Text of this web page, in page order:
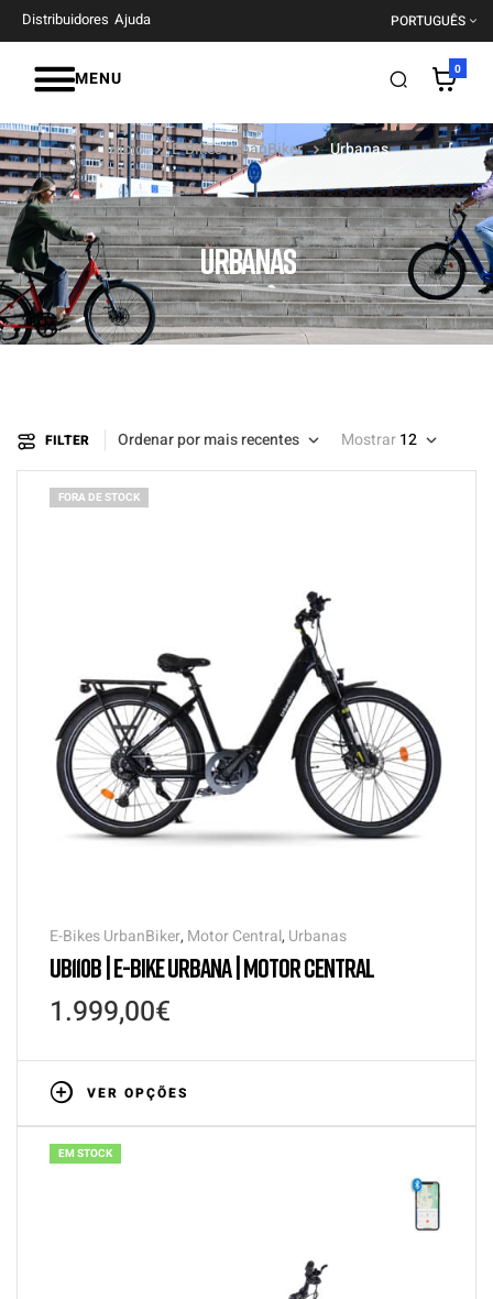
Distribuidores Ajuda PORTUGUÊS
MENU 0
URBANAS
Início E-Bikes UrbanBiker Urbanas
FILTER Ordenar por mais recentes Mostrar12
FORA DE STOCK
E-Bikes UrbanBiker, Motor Central, Urbanas
UB110B | E-BIKE URBANA | MOTOR CENTRAL
1.999,00€
VER OPÇÕES
EM STOCK